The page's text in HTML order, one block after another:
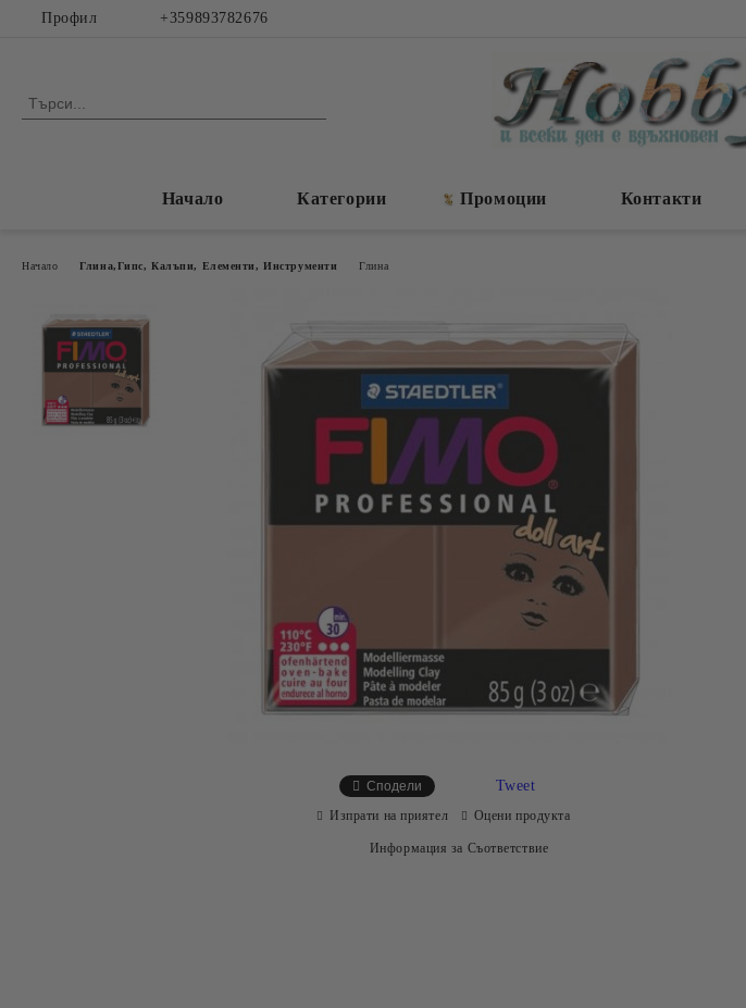
Профил +359893782676
Начало Категории Промоции Контакти
Начало Глина,Гипс, Калъпи, Елементи, Инструменти Глина
Сподели Tweet
Изпрати на приятел Оцени продукта
Информация за Съответствие